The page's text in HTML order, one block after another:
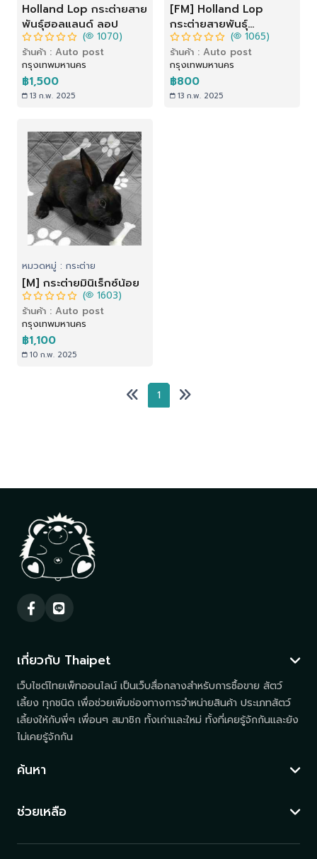
Holland Lop กระต่ายสาย
พันธุ์ฮอลแลนด์ ลอป
( 1070)
ร้านค้า : Auto post
กรุงเทพมหานคร
฿1,500
13 ก.พ. 2025
[FM] Holland Lop
กระต่ายสายพันธุ์
ฮอลแลนด์ ลอป
( 1065)
ร้านค้า : Auto post
กรุงเทพมหานคร
฿800
13 ก.พ. 2025
หมวดหมู่ : กระต่าย
[M] กระต่ายมินิเร็กซ์น้อย
( 1603)
ร้านค้า : Auto post
กรุงเทพมหานคร
฿1,100
10 ก.พ. 2025
1
เกี่ยวกับ Thaipet
เว็บไซต์ไทยเพ็ทออนไลน์ เป็นเว็บสื่อกลางสำหรับการซื้อขาย สัตว์
เลี้ยง ทุกชนิด เพื่อช่วยเพิ่มช่องทางการจำหน่ายสินค้า ประเภทสัตว์
เลี้ยงให้กับพี่ๆ เพื่อนๆ สมาชิก ทั้งเก่าและใหม่ ทั้งที่เคยรู้จักกันและยัง
ไม่เคยรู้จักกัน
ค้นหา
ช่วยเหลือ